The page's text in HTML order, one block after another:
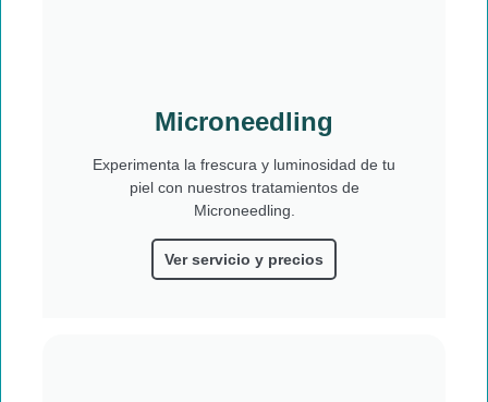
Microneedling
Experimenta la frescura y luminosidad de tu
piel con nuestros tratamientos de
Microneedling.
Ver servicio y precios